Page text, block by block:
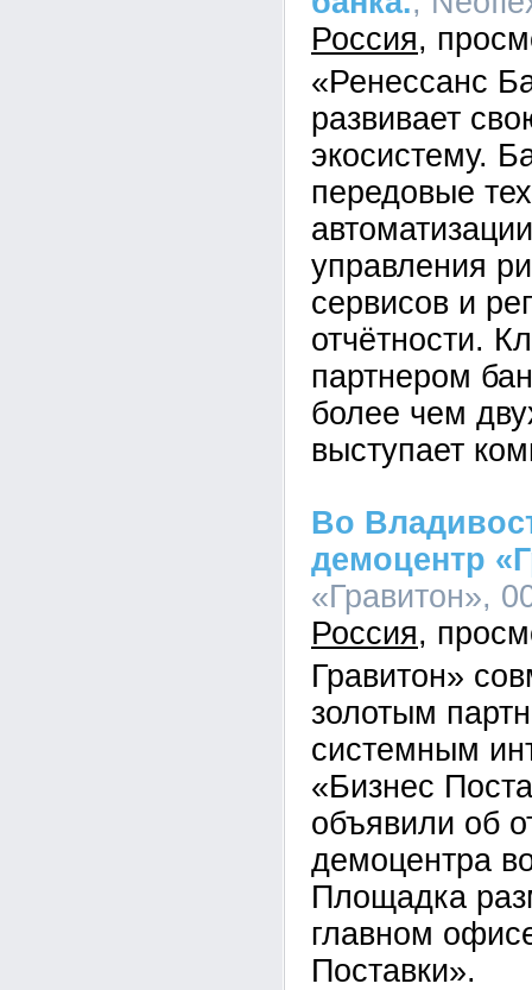
Россия
«Ренессанс
развивает
экосистему.
передовые
управления
сервисов и
отчётности.
партнером
более чем
выступает
Во
демоцентр
«Гравитон»,
Россия
Гравитон»
золотым
системным
«Бизнес
объявили об
демоцентра
Площадка
главном
Поставки».